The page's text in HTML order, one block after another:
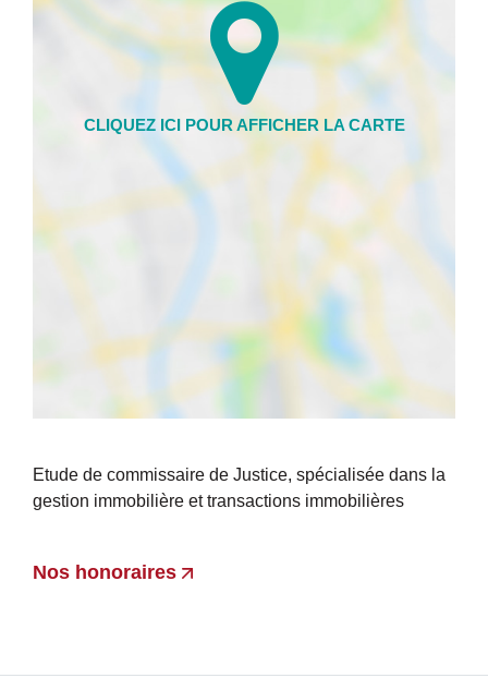
Etude de commissaire de Justice, spécialisée dans la
gestion immobilière et transactions immobilières
Nos honoraires